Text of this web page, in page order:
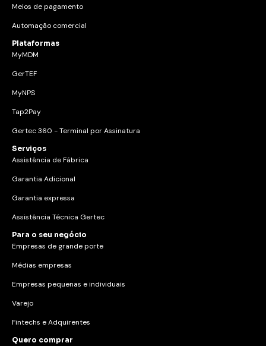
Meios de pagamento
Automação comercial
Plataformas
MyMDM
GerTEF
MyNPS
Tap2Pay
Gertec 360 - Terminal por Assinatura
Serviços
Assistência de Fábrica
Garantia Adicional
Garantia expressa
Assistência Técnica Gertec
Para o seu negócio
Empresas de grande porte
Médias empresas
Empresas pequenas e individuais
Varejo
Fintechs e Adquirentes
Quero comprar